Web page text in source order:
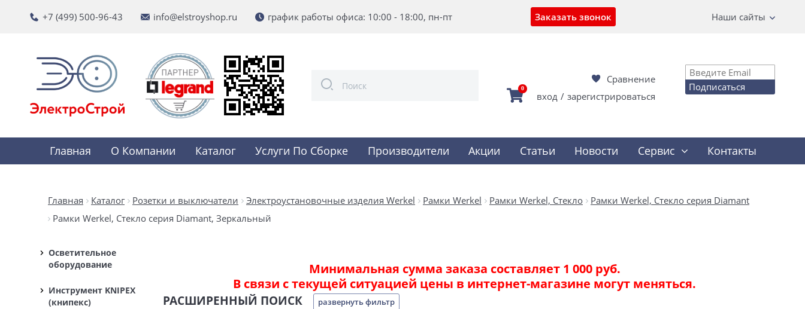
+7 (499) 500-96-43 info@elstroyshop.ru график работы офиса: 10:00 - 18:00, пн-пт Заказать звонок Наши сайты
Сравнение
0
вход / зарегистрироваться
Подписаться
Главная О Компании Каталог Услуги По Сборке Производители Акции Статьи Новости Сервис Контакты
Главная Каталог Розетки и выключатели Электроустановочные изделия Werkel Рамки Werkel Рамки Werkel, Стекло
Рамки Werkel, Стекло серия Diamant
Рамки Werkel, Стекло серия Diamant, Зеркальный
Осветительное
оборудование
Инструмент KNIPEX
(книпекс)
Минимальная сумма заказа составляет 1 000 руб.
В связи с текущей ситуацией цены в интернет-магазине могут меняться.
РАСШИРЕННЫЙ ПОИСК развернуть фильтр